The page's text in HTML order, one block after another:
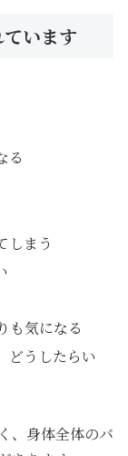
います
る
しまう
も気になる
どうしたらい
、身体全体のバ